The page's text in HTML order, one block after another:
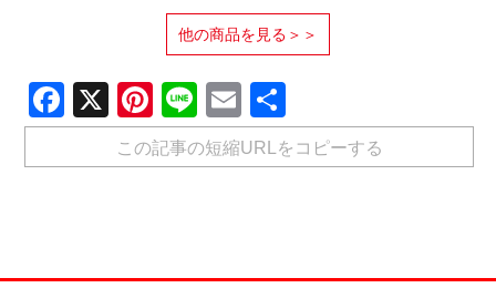
他の商品を見る＞＞
Facebook
X Pinterest
LineEmail
有
この記事の短縮URLをコピーする